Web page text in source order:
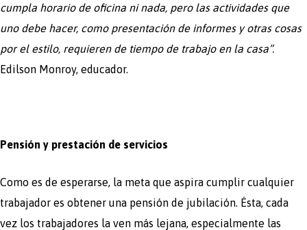
cumpla horario de oficina ni nada, pero las actividades que
uno debe hacer, como presentación de informes y otras cosas
por el estilo, requieren de tiempo de trabajo en la casa”.
Edilson Monroy, educador.
Pensión y prestación de servicios
Como es de esperarse, la meta que aspira cumplir cualquier
trabajador es obtener una pensión de jubilación. Ésta, cada
vez los trabajadores la ven más lejana, especialmente las